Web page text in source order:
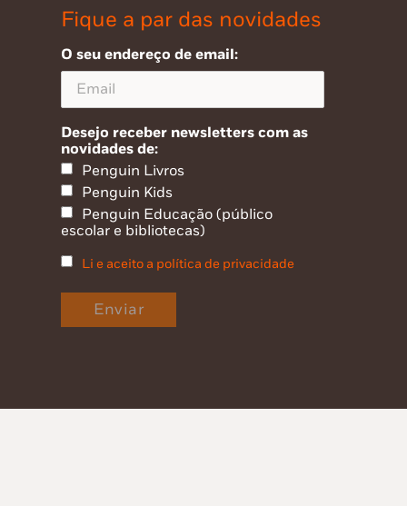
Fique a par das novidades
O seu endereço de email:
Desejo receber newsletters com as
novidades de:
Penguin Livros
Penguin Kids
Penguin Educação (público
escolar e bibliotecas)
Li e aceito a política de privacidade